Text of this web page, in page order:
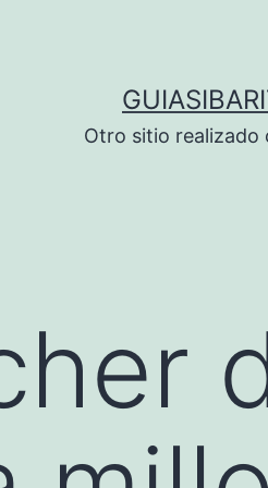
Otro sitio realizado